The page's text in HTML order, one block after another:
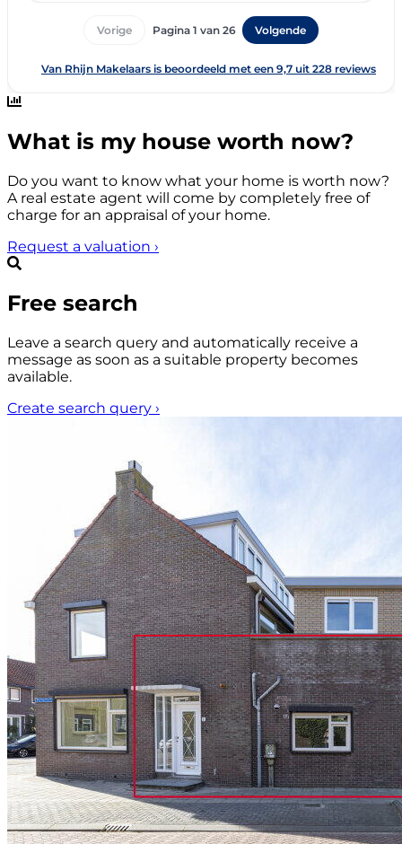
What is my house worth now?
Do you want to know what your home is worth now?
A real estate agent will come by completely free of
charge for an appraisal of your home.
Request a valuation ›
Free search
Leave a search query and automatically receive a
message as soon as a suitable property becomes
available.
Create search query ›